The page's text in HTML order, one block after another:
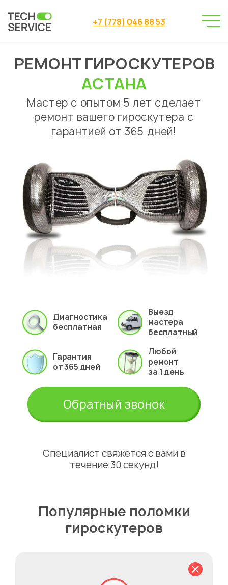
+7 (778) 046 88 53
Сервисный центр
→
Сервисный центр Астана
→
Ремонт гироскутеров
РЕМОНТ ГИРОСКУТЕРОВ
АСТАНА
Мастер с опытом 5 лет сделает
ремонт вашего гироскутера с
гарантией от 365 дней!
Диагностика
бесплатная
Выезд
мастера
бесплатный
Гарантия
от 365 дней
Любой
ремонт
за 1 день
Обратный звонок
Специалист свяжется с вами в
течение 30 секунд!
Популярные поломки
гироскутеров